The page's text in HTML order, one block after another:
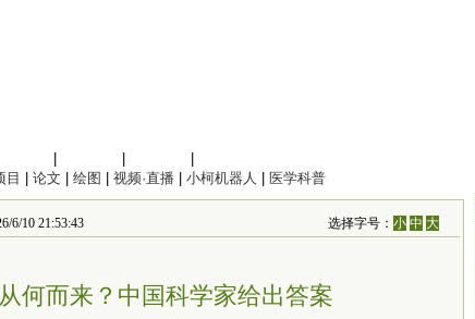
目 论文 绘图 视频·直播 小柯机器人 医学科普
6/10 21:53:43 选择字号：小 中 大
何而来？中国科学家给出答案